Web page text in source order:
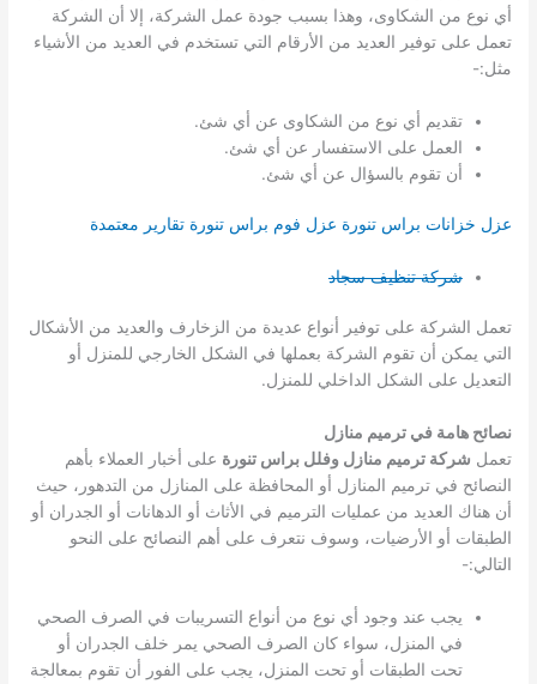
أي نوع من الشكاوى، وهذا بسبب جودة عمل الشركة، إلا أن الشركة
تعمل على توفير العديد من الأرقام التي تستخدم في العديد من الأشياء
مثل:-
تقديم أي نوع من الشكاوى عن أي شئ.
العمل على الاستفسار عن أي شئ.
أن تقوم بالسؤال عن أي شئ.
عزل خزانات براس تنورة عزل فوم براس تنورة تقارير معتمدة
شركة تنظيف سجاد
تعمل الشركة على توفير أنواع عديدة من الزخارف والعديد من الأشكال
التي يمكن أن تقوم الشركة بعملها في الشكل الخارجي للمنزل أو
التعديل على الشكل الداخلي للمنزل.
نصائح هامة في ترميم منازل
تعمل شركة ترميم منازل وفلل براس تنورة على أخبار العملاء بأهم
النصائح في ترميم المنازل أو المحافظة على المنازل من التدهور، حيث
أن هناك العديد من عمليات الترميم في الأثاث أو الدهانات أو الجدران أو
الطبقات أو الأرضيات، وسوف نتعرف على أهم النصائح على النحو
التالي:-
يجب عند وجود أي نوع من أنواع التسريبات في الصرف الصحي
في المنزل، سواء كان الصرف الصحي يمر خلف الجدران أو
تحت الطبقات أو تحت المنزل، يجب على الفور أن تقوم بمعالجة